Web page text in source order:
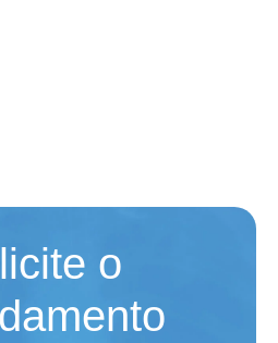
o